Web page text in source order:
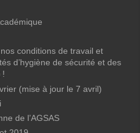
conditions de travail et
d’hygiène de sécurité et des
!
(mise à jour le 7 avril)
de l’AGSAS